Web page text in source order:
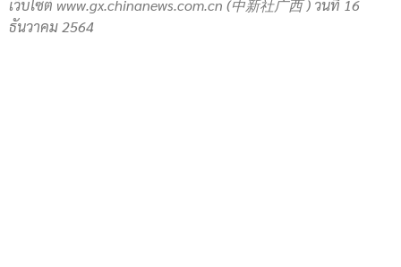
เว็บไซต์ www.gx.chinanews.com.cn (中新社广西 ) วันที่ 16
ธันวาคม 2564